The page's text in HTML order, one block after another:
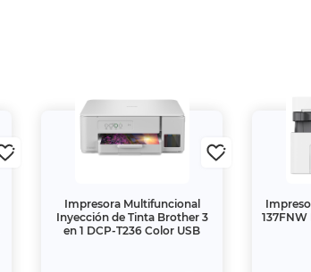
Impresora Multifuncional
Inyección de Tinta Brother 3
en 1 DCP-T236 Color USB